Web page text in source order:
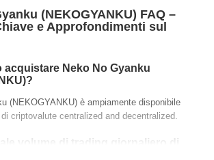
(NEKOGYANKU) FAQ –
e Approfondimenti sul
acquistare Neko No Gyanku
(NEKOGYANKU) è ampiamente disponibile
criptovalute centralized and decentralized.
volume di trading giornaliero di